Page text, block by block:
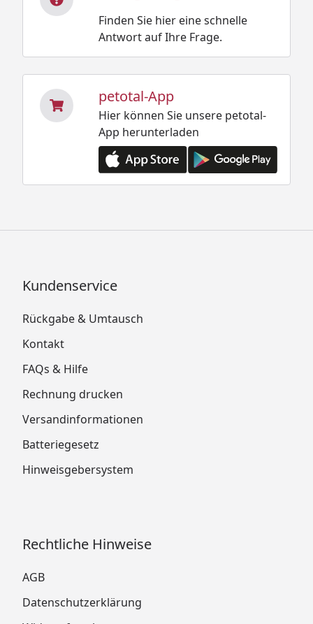
Finden Sie hier eine schnelle
Antwort auf Ihre Frage.
petotal-App
Hier können Sie unsere petotal-
App herunterladen
Kundenservice
Rückgabe & Umtausch
Kontakt
FAQs & Hilfe
Rechnung drucken
Versandinformationen
Batteriegesetz
Hinweisgebersystem
Rechtliche Hinweise
AGB
Datenschutzerklärung